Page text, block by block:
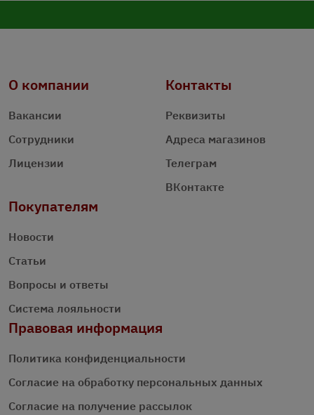
О компании
Вакансии
Сотрудники
Лицензии
Контакты
Реквизиты
Адреса магазинов
Телеграм
ВКонтакте
Покупателям
Новости
Статьи
Вопросы и ответы
Система лояльности
Правовая информация
Политика конфиденциальности
Согласие на обработку персональных данных
Согласие на получение рассылок